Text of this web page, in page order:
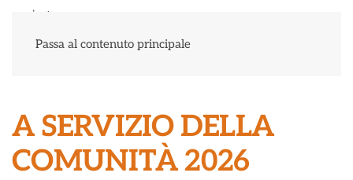
Passa al contenuto principale
A SERVIZIO DELLA
COMUNITÀ 2026